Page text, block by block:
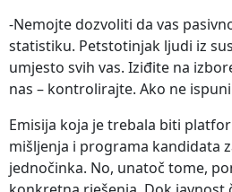
-Nemojte dozvoliti da vas
statistiku. Petstotinjak ljudi iz
umjesto svih vas. Iziđite na
nas – kontrolirajte. Ako ne
Emisija koja je trebala biti
mišljenja i programa kandidata
jednočinka. No, unatoč tome,